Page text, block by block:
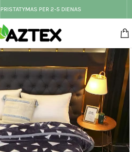
PRISTATYMAS PER 2-5 DIENAS